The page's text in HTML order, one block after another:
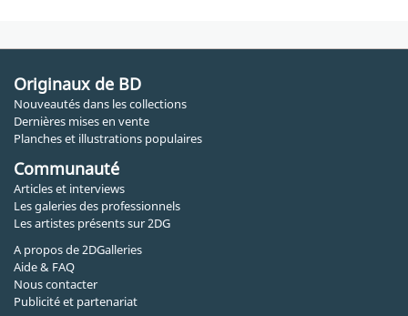
Originaux de BD
Nouveautés dans les collections
Dernières mises en vente
Planches et illustrations populaires
Communauté
Articles et interviews
Les galeries des professionnels
Les artistes présents sur 2DG
A propos de 2DGalleries
Aide & FAQ
Nous contacter
Publicité et partenariat